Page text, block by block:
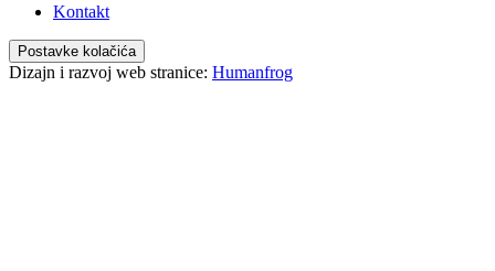
Kontakt
Postavke kolačića
Dizajn i razvoj web stranice: Humanfrog